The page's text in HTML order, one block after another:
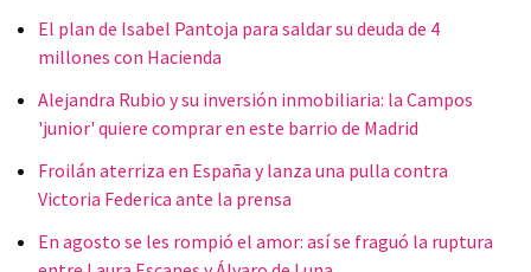
El plan de Isabel Pantoja para saldar su deuda de 4
millones con Hacienda
Alejandra Rubio y su inversión inmobiliaria: la Campos
'junior' quiere comprar en este barrio de Madrid
Froilán aterriza en España y lanza una pulla contra
Victoria Federica ante la prensa
En agosto se les rompió el amor: así se fraguó la ruptura